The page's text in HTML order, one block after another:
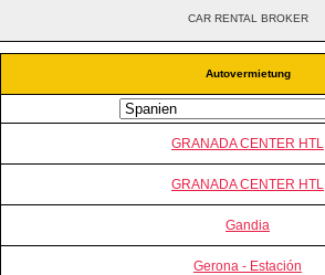
Autovermietung
GRANADA CENTER HTL
GRANADA CENTER HTL
Gandia
Gerona - Estación
CAR RENTAL BROKER